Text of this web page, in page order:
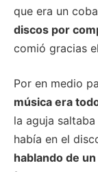
que era un
discos por
comió gracias
Por en medio
música era
la aguja
había en el
hablando de